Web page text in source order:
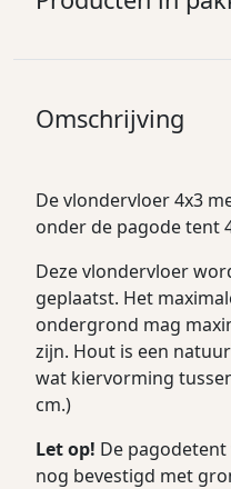
Omschrijving
De vlondervloer 4x3
onder de pagode tent
Deze vlondervloer
geplaatst. Het
ondergrond mag
zijn. Hout is een
wat kiervorming
cm.)
Letop! De
nog bevestigd met